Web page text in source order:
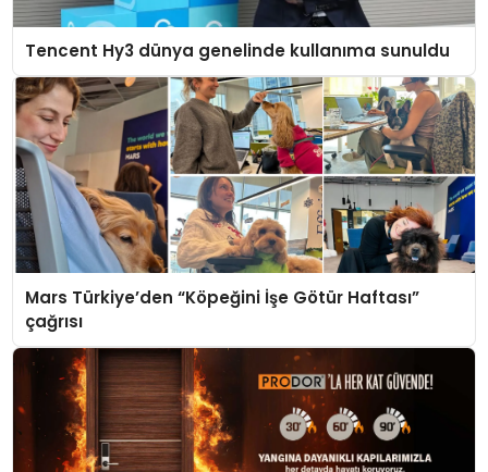
Tencent Hy3 dünya genelinde kullanıma sunuldu
Mars Türkiye’den “Köpeğini İşe Götür Haftası”
çağrısı